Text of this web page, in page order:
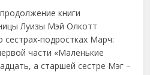
книги
Луизы Мэй Олкотт
подростках Марч:
части «Маленькие
а старшей сестре Мэг –